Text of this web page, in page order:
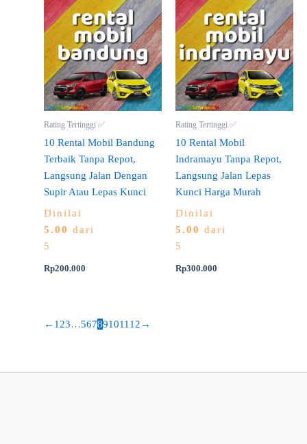
Rating Tertinggi ✅
10 Rental Mobil Bandung
Terbaik Tanpa Repot,
Langsung Jalan Dengan
Supir Atau Lepas Kunci
Dinilai
5.00 dari
5
Rp200.000
Rating Tertinggi ✅
10 Rental Mobil
Indramayu Tanpa Repot,
Langsung Jalan Lepas
Kunci Harga Murah
Dinilai
5.00 dari
5
Rp300.000
← 1 23…567891011 12 →